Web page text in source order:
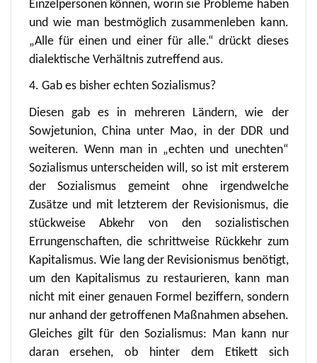
Einzelpersonen können, worin sie Probleme haben
und wie man bestmöglich zusammenleben kann.
„Alle für einen und einer für alle.“ drückt dieses
dialektische Verhältnis zutreffend aus.
4. Gab es bisher echten Sozialismus?
Diesen gab es in mehreren Ländern, wie der
Sowjetunion, China unter Mao, in der DDR und
weiteren. Wenn man in „echten und unechten“
Sozialismus unterscheiden will, so ist mit ersterem
der Sozialismus gemeint ohne irgendwelche
Zusätze und mit letzterem der Revisionismus, die
stückweise Abkehr von den sozialistischen
Errungenschaften, die schrittweise Rückkehr zum
Kapitalismus. Wie lang der Revisionismus benötigt,
um den Kapitalismus zu restaurieren, kann man
nicht mit einer genauen Formel beziffern, sondern
nur anhand der getroffenen Maßnahmen absehen.
Gleiches gilt für den Sozialismus: Man kann nur
daran ersehen, ob hinter dem Etikett sich